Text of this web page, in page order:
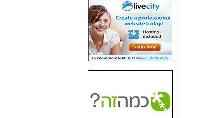
חשיפה: איוב קרא
אישר לקבוצת סלקום
בדיוק מה שביבי אישר
כאן
האם השר איוב קרא
היה צריך בכלל לחתום
האם ביבי וקרא קבלו
בכלל תמורה עבור
ההטבות הרגולטוריות